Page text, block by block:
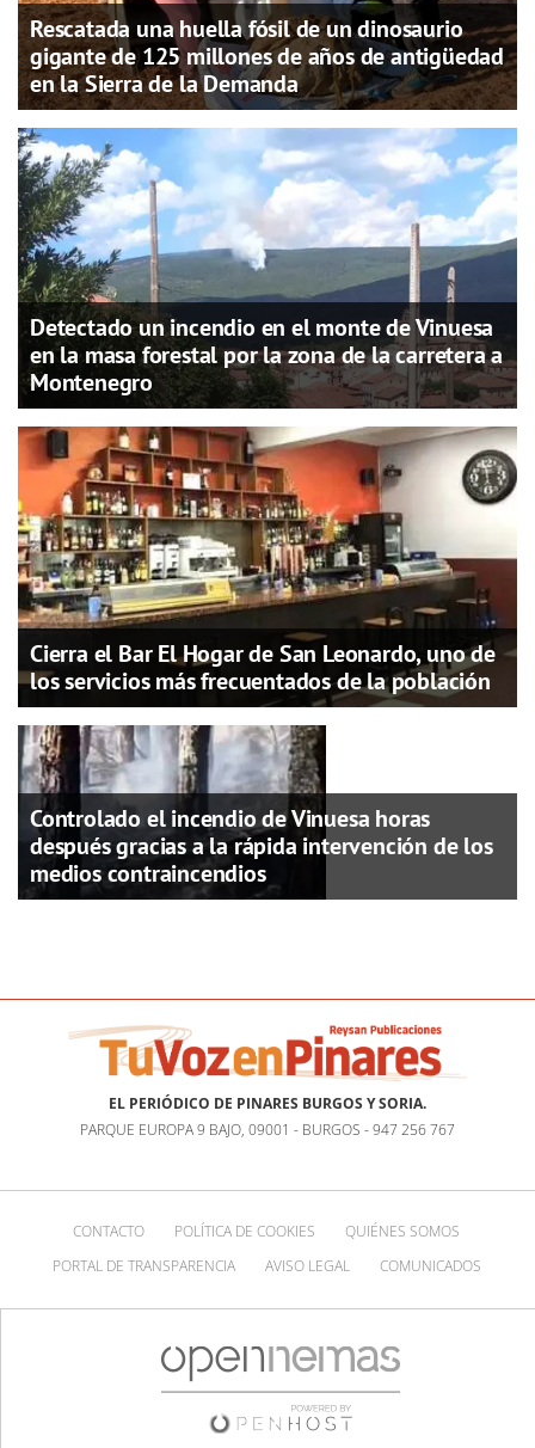
Rescatada una huella fósil de un dinosaurio
gigante de 125 millones de años de antigüedad
en la Sierra de la Demanda
Detectado un incendio en el monte de Vinuesa
en la masa forestal por la zona de la carretera a
Montenegro
Cierra el Bar El Hogar de San Leonardo, uno de
los servicios más frecuentados de la población
Controlado el incendio de Vinuesa horas
después gracias a la rápida intervención de los
medios contraincendios
EL PERIÓDICO DE PINARES BURGOS Y SORIA.
PARQUE EUROPA 9 BAJO, 09001 - BURGOS - 947 256 767
CONTACTO POLÍTICA DE COOKIES
QUIÉNES SOMOS
PORTAL DE TRANSPARENCIA
AVISO LEGAL COMUNICADOS